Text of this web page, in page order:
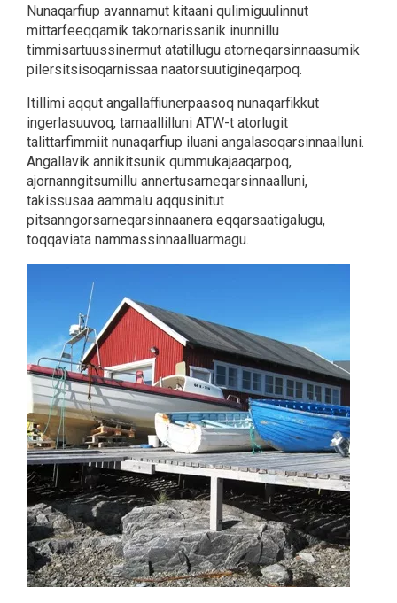
Nunaqarfiup avannamut kitaani qulimiguulinnut
mittarfeeqqamik takornarissanik inunnillu
timmisartuussinermut atatillugu atorneqarsinnaasumik
pilersitsisoqarnissaa naatorsuutigineqarpoq.
Itillimi aqqut angallaffiunerpaasoq nunaqarfikkut
ingerlasuuvoq, tamaallilluni ATW-t atorlugit
talittarfimmiit nunaqarfiup iluani angalasoqarsinnaalluni.
Angallavik annikitsunik qummukajaaqarpoq,
ajornanngitsumillu annertusarneqarsinnaalluni,
takissusaa aammalu aqqusinitut
pitsanngorsarneqarsinnaanera eqqarsaatigalugu,
toqqaviata nammassinnaalluarmagu.